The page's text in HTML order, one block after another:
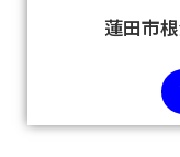
蓮田市